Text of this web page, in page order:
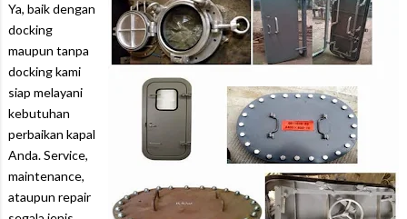
Ya, baik dengan
docking
maupun tanpa
docking kami
siap melayani
kebutuhan
perbaikan kapal
Anda. Service,
maintenance,
ataupun repair